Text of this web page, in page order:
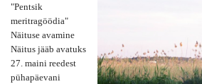
"Pentsik
meritragöödia"
Näituse avamine
Näitus jääb avatuks
27. maini reedest
pühapäevani